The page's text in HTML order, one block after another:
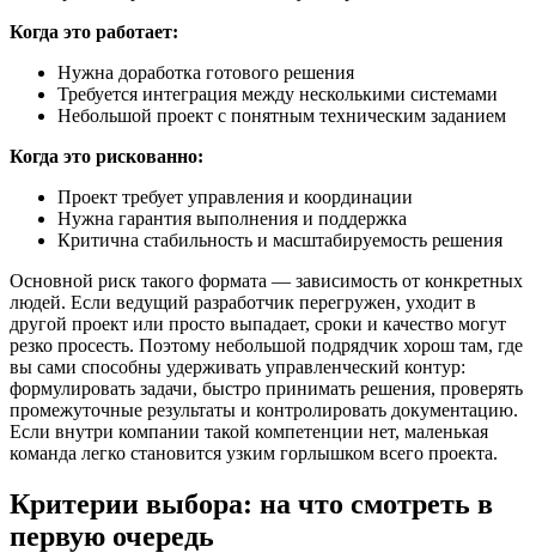
Когда это работает:
Нужна доработка готового решения
Требуется интеграция между несколькими системами
Небольшой проект с понятным техническим заданием
Когда это рискованно:
Проект требует управления и координации
Нужна гарантия выполнения и поддержка
Критична стабильность и масштабируемость решения
Основной риск такого формата — зависимость от конкретных
людей. Если ведущий разработчик перегружен, уходит в
другой проект или просто выпадает, сроки и качество могут
резко просесть. Поэтому небольшой подрядчик хорош там, где
вы сами способны удерживать управленческий контур:
формулировать задачи, быстро принимать решения, проверять
промежуточные результаты и контролировать документацию.
Если внутри компании такой компетенции нет, маленькая
команда легко становится узким горлышком всего проекта.
Критерии выбора: на что смотреть в
первую очередь